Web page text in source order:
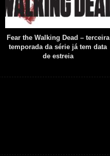
Fear the Walking Dead – terceira
temporada da série já tem data
de estreia